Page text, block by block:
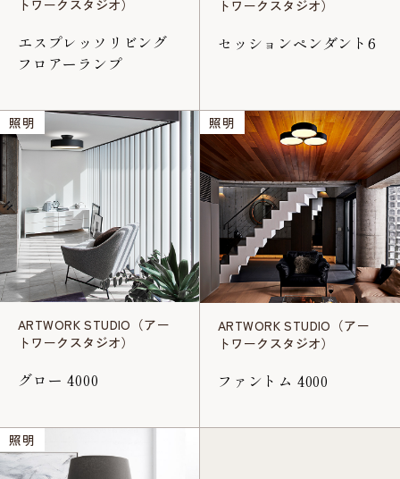
トワークスタジオ）
エスプレッソリビング
フロアーランプ
トワークスタジオ）
セッションペンダント6
照明
ARTWORK STUDIO（アー
トワークスタジオ）
グロー 4000
照明
ARTWORK STUDIO（アー
トワークスタジオ）
ファントム 4000
照明